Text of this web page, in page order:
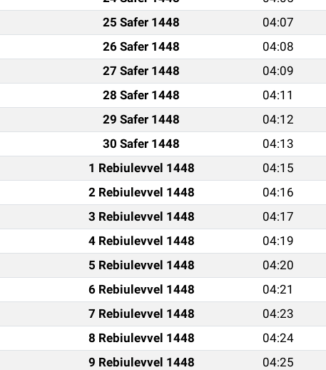
25 Safer 1448 04:07
26 Safer 1448 04:08
27 Safer 1448 04:09
28 Safer 1448 04:11
29 Safer 1448 04:12
30 Safer 1448 04:13
1 Rebiulevvel 1448 04:15
2 Rebiulevvel 1448 04:16
3 Rebiulevvel 1448 04:17
4 Rebiulevvel 1448 04:19
5 Rebiulevvel 1448 04:20
6 Rebiulevvel 1448 04:21
7 Rebiulevvel 1448 04:23
8 Rebiulevvel 1448 04:24
9 Rebiulevvel 1448 04:25